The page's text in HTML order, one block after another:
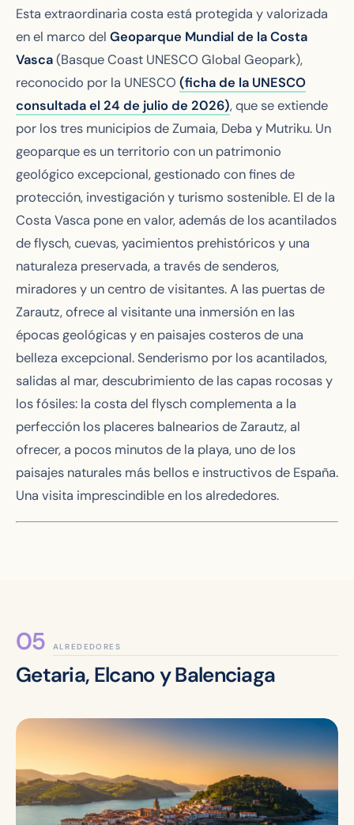
Esta extraordinaria costa está protegida y valorizada
en el marco del Geoparque Mundial de la Costa
Vasca(Basque Coast UNESCO Global Geopark),
reconocido por la UNESCO (ficha de la UNESCO
consultada el 24 de julio de 2026), que se extiende
por los tres municipios de Zumaia, Deba y Mutriku. Un
geoparque es un territorio con un patrimonio
geológico excepcional, gestionado con fines de
protección, investigación y turismo sostenible. El de la
Costa Vasca pone en valor, además de los acantilados
de flysch, cuevas, yacimientos prehistóricos y una
naturaleza preservada, a través de senderos,
miradores y un centro de visitantes. A las puertas de
Zarautz, ofrece al visitante una inmersión en las
épocas geológicas y en paisajes costeros de una
belleza excepcional. Senderismo por los acantilados,
salidas al mar, descubrimiento de las capas rocosas y
los fósiles: la costa del flysch complementa a la
perfección los placeres balnearios de Zarautz, al
ofrecer, a pocos minutos de la playa, uno de los
paisajes naturales más bellos e instructivos de España.
Una visita imprescindible en los alrededores.
ALREDEDORES
Getaria, Elcano y Balenciaga